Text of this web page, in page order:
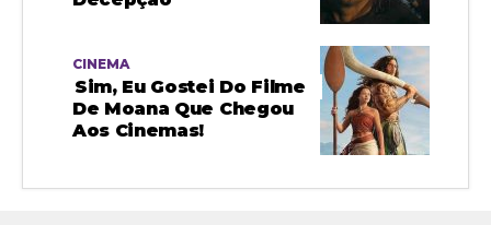
CINEMA
Sim, Eu Gostei Do Filme
De Moana Que Chegou
Aos Cinemas!